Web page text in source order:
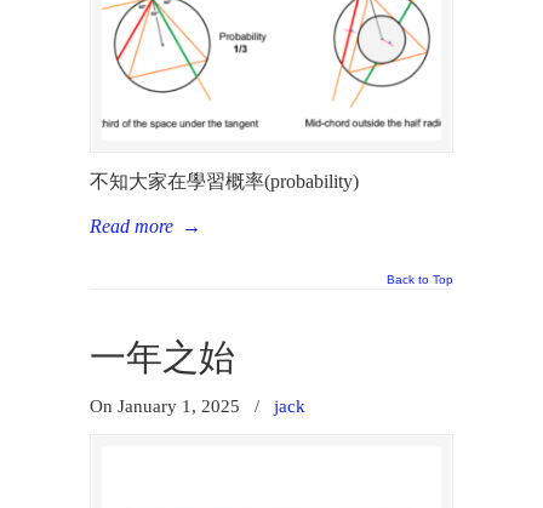
不知大家在學習概率(probability)
Read more →
Back to Top
一年之始
On January 1, 2025 / jack